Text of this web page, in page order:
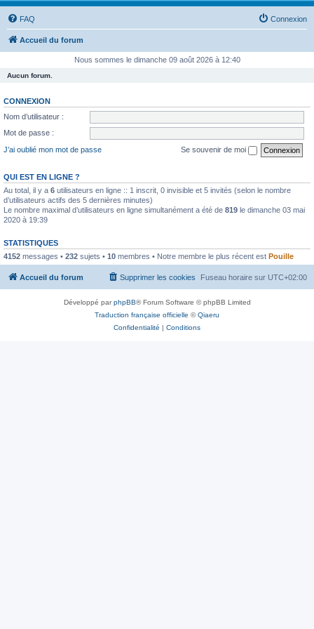
FAQ Connexion
Accueil du forum
Nous sommes le dimanche 09 août 2026 à 12:40
Aucun forum.
CONNEXION
Nom d’utilisateur :
Mot de passe :
J’ai oublié mon mot de passe
Se souvenir de moi
QUI EST EN LIGNE ?
Au total, il y a 6 utilisateurs en ligne :: 1 inscrit, 0 invisible et 5 invités (selon le nombre
d’utilisateurs actifs des 5 dernières minutes)
Le nombre maximal d’utilisateurs en ligne simultanément a été de 819 le dimanche 03 mai
2020 à 19:39
STATISTIQUES
4152 messages • 232 sujets • 10 membres • Notre membre le plus récent est Pouille
Accueil du forum Fuseau horaire sur UTC+02:00
Supprimer les cookies
Développé parphpBB® Forum Software © phpBB Limited
Traduction française officielle ©Qiaeru
Confidentialité | Conditions